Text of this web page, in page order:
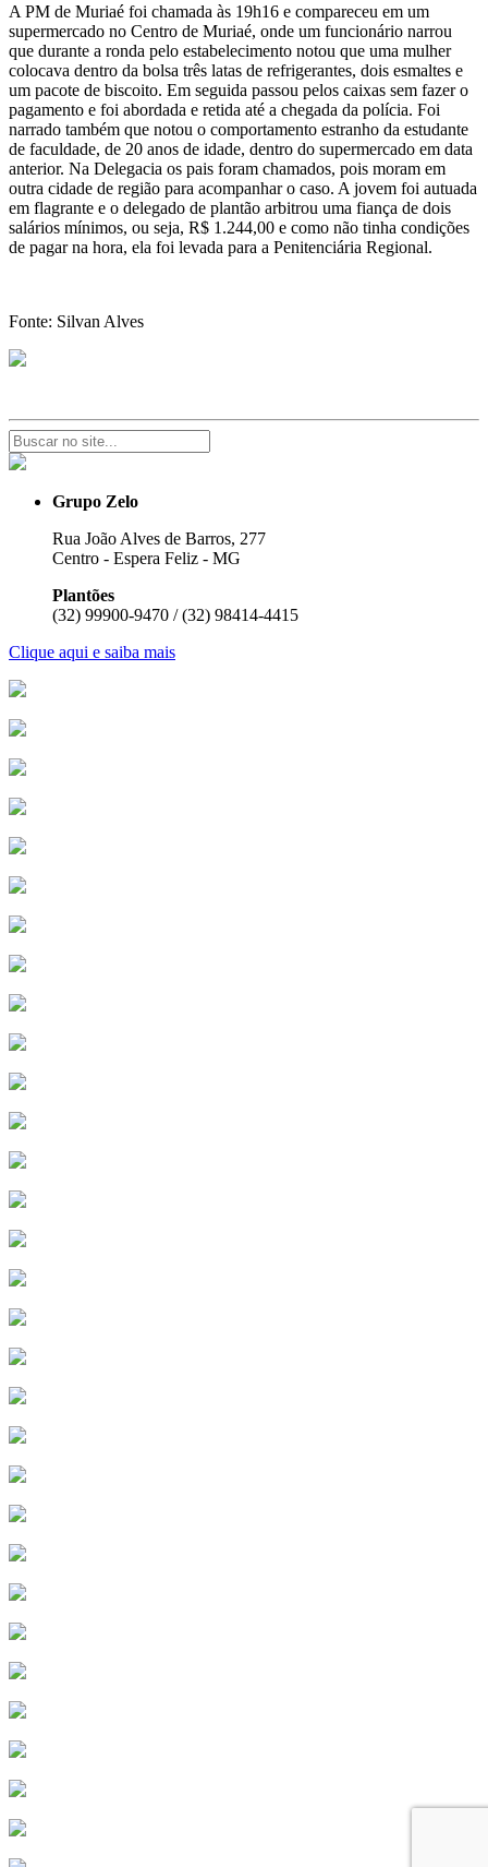
A PM de Muriaé foi chamada às 19h16 e compareceu em um
supermercado no Centro de Muriaé, onde um funcionário narrou
que durante a ronda pelo estabelecimento notou que uma mulher
colocava dentro da bolsa três latas de refrigerantes, dois esmaltes e
um pacote de biscoito. Em seguida passou pelos caixas sem fazer o
pagamento e foi abordada e retida até a chegada da polícia. Foi
narrado também que notou o comportamento estranho da estudante
de faculdade, de 20 anos de idade, dentro do supermercado em data
anterior. Na Delegacia os pais foram chamados, pois moram em
outra cidade de região para acompanhar o caso. A jovem foi autuada
em flagrante e o delegado de plantão arbitrou uma fiança de dois
salários mínimos, ou seja, R$ 1.244,00 e como não tinha condições
de pagar na hora, ela foi levada para a Penitenciária Regional.
Fonte: Silvan Alves
Grupo Zelo
Rua João Alves de Barros, 277
Centro - Espera Feliz - MG
Plantões
(32) 99900-9470 / (32) 98414-4415
Clique aqui e saiba mais